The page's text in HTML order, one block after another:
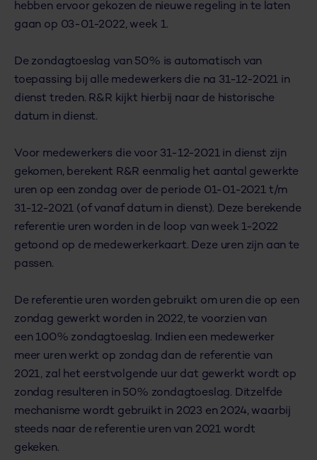
hebben ervoor gekozen de nieuwe regeling in te laten
gaan op 03-01-2022, week 1.
De zondagtoeslag van 50% is automatisch van
toepassing bij alle medewerkers die na 31-12-2021 in
dienst treden. R&R kijkt hierbij naar de historische
datum in dienst.
Voor medewerkers die voor 31-12-2021 in dienst zijn
gekomen, berekent R&R eenmalig het aantal gewerkte
uren op een zondag over de periode 01-01-2021 t/m
31-12-2021 (of vanaf datum in dienst). Deze berekende
referentie uren worden in de loop van week 1-2022
getoond op de medewerkerkaart. Deze uren zijn aan te
passen.
De referentie uren worden gebruikt om uren die op een
zondag gewerkt worden in 2022, te voorzien van
een 100% zondagtoeslag. Indien een medewerker
meer uren werkt op zondag dan de referentie van
2021, zal het eerstvolgende uur dat gewerkt wordt op
zondag resulteren in 50% zondagtoeslag. Ditzelfde
mechanisme wordt gebruikt in 2023 en 2024, waarbij
steeds naar de referentie uren van 2021 wordt
gekeken.